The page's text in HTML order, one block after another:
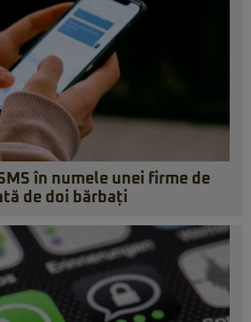
în numele unei firme de
de doi bărbați